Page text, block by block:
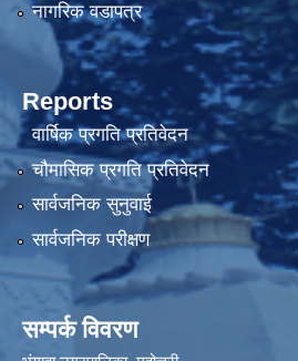
नागरिक वडापत्र
Reports
वार्षिक प्रगति प्रतिवेदन
चौमासिक प्रगति प्रतिवेदन
सार्वजनिक सुनुवाई
सार्वजनिक परीक्षण
सम्पर्क विवरण